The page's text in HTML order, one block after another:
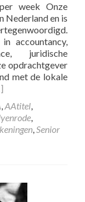
week Onze
Nederland en is
accountancy,
juridische
opdrachtgever
met de lokale
,AAtitel,
,
,Senior